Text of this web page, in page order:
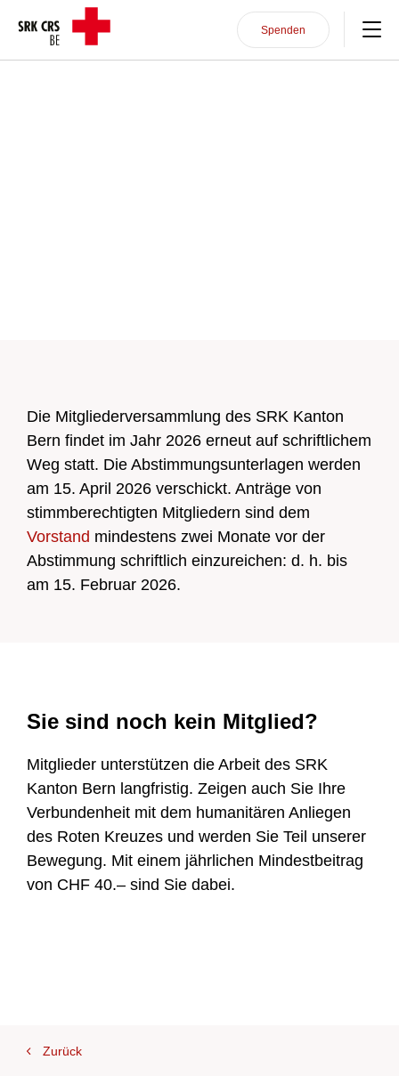
Direkt zum Inhalt
Header/NavigationSpenden
Spenden
Mitglied werden
DEFR
Die Mitgliederversammlung des SRK Kanton
Bern findet im Jahr 2026 erneut auf schriftlichem
Weg statt. Die Abstimmungsunterlagen werden
am 15. April 2026 verschickt. Anträge von
stimmberechtigten Mitgliedern sind dem
Vorstand mindestens zwei Monate vor der
Abstimmung schriftlich einzureichen: d. h. bis
am 15. Februar 2026.
Sie sind noch kein Mitglied?
Mitglieder unterstützen die Arbeit des SRK
Kanton Bern langfristig. Zeigen auch Sie Ihre
Verbundenheit mit dem humanitären Anliegen
des Roten Kreuzes und werden Sie Teil unserer
Bewegung. Mit einem jährlichen Mindestbeitrag
von CHF 40.– sind Sie dabei.
Zurück